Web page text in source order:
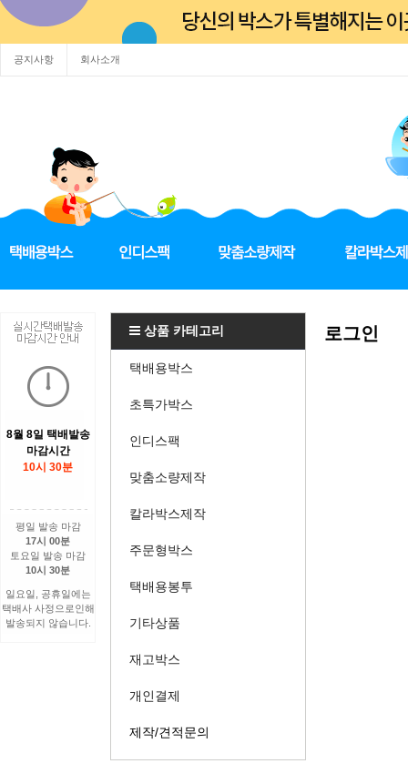
공지사항 회사소개
8월 8일 택배발송
마감시간
10시 30분
평일 발송 마감
17시 00분
토요일 발송 마감
10시 30분
일요일, 공휴일에는
택배사 사정으로인해
발송되지 않습니다.
상품 카테고리
택배용박스
초특가박스
인디스팩
맞춤소량제작
칼라박스제작
주문형박스
택배용봉투
기타상품
재고박스
개인결제
제작/견적문의
로그인